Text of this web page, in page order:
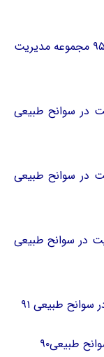
دانلود سوالات آزمون کارشناسی ارشد ۹۶ – ۹۵ مجموعه مدیریت
در سوانح طبیعی
در سوانح طبیعی
در سوانح طبیعی
سوانح طبیعی ۹۱
طبیعی۹۰